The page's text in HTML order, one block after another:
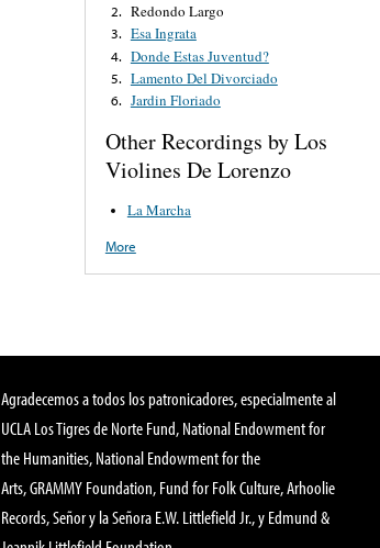
2. Redondo Largo
3. Esa Ingrata
4. Donde Estas Juventud?
5. Lamento Del Divorciado
6. Jardin Floriado
Other Recordings by Los
Violines De Lorenzo
La Marcha
More
Agradecemos a todos los patronicadores, especialmente al
UCLA Los Tigres de Norte Fund, National Endowment for
the Humanities, National Endowment for the
Arts, GRAMMY Foundation, Fund for Folk Culture, Arhoolie
Records, Señor y la Señora E.W. Littlefield Jr., y Edmund &